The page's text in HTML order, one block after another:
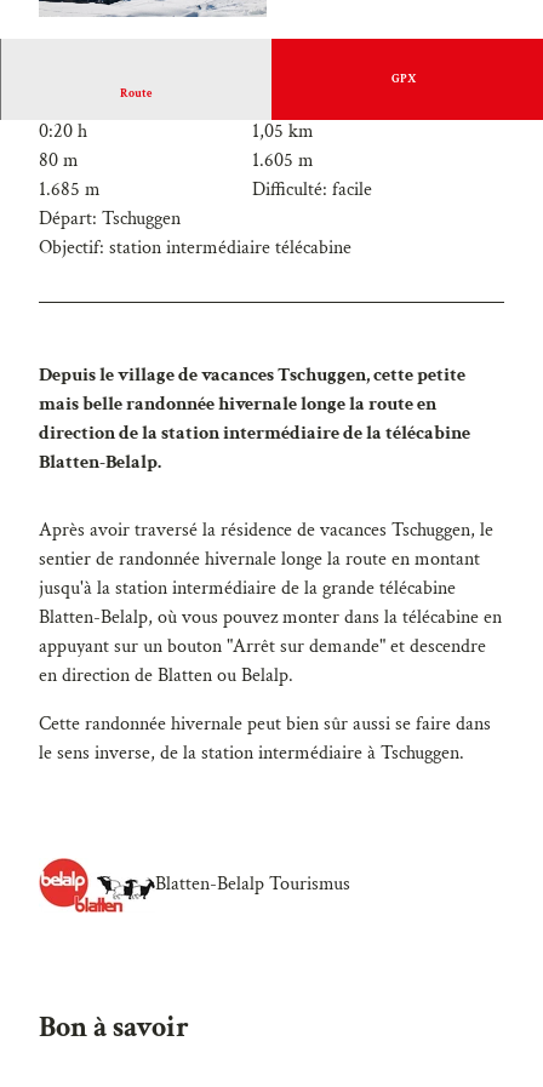
Route
GPX
0:20 h
1,05 km
80 m
1.605 m
1.685 m
Difficulté: facile
Départ: Tschuggen
Objectif: station intermédiaire télécabine
Depuis le village de vacances Tschuggen, cette petite
mais belle randonnée hivernale longe la route en
direction de la station intermédiaire de la télécabine
Blatten-Belalp.
Après avoir traversé la résidence de vacances Tschuggen, le
sentier de randonnée hivernale longe la route en montant
jusqu'à la station intermédiaire de la grande télécabine
Blatten-Belalp, où vous pouvez monter dans la télécabine en
appuyant sur un bouton "Arrêt sur demande" et descendre
en direction de Blatten ou Belalp.
Cette randonnée hivernale peut bien sûr aussi se faire dans
le sens inverse, de la station intermédiaire à Tschuggen.
Blatten-Belalp Tourismus
Bon à savoir